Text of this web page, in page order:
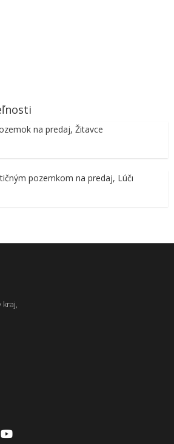
na predaj, Žitavce
pozemkom na predaj, Lúčnica nad
kraj,